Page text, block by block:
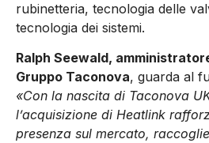
rubinetteria, tecnologia delle
tecnologia dei sistemi.
Ralph Seewald,
Gruppo Taconova, guarda al
«Con la nascita di Taconova
l’acquisizione di Heatlink
presenza sul mercato,